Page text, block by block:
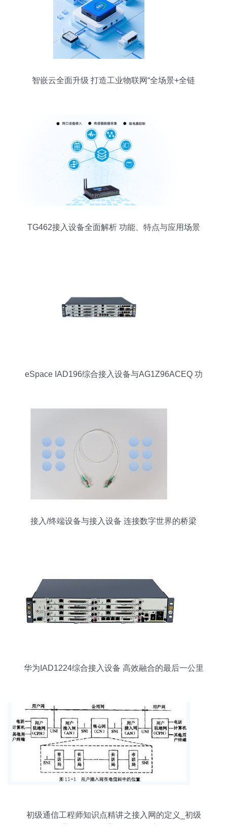
智嵌云全面升级 打造工业物联网“全场景+全链
TG462接入设备全面解析 功能、特点与应用场景
eSpace IAD196综合接入设备与AG1Z96ACEQ 功
接入/终端设备与接入设备 连接数字世界的桥梁
华为IAD1224综合接入设备 高效融合的最后一公里
初级通信工程师知识点精讲之接入网的定义_初级